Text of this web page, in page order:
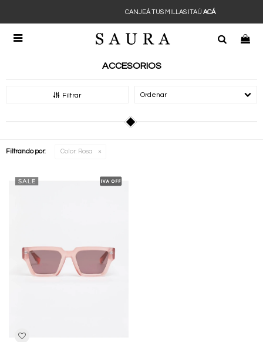

CANJEÁ TUS MILLAS ITAÚACÁ
ACCESORIOS
Filtrar Recomendados
Filtrando por: Color: Rosa